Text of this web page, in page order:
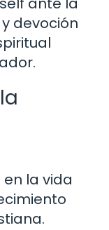
devoción
la vida